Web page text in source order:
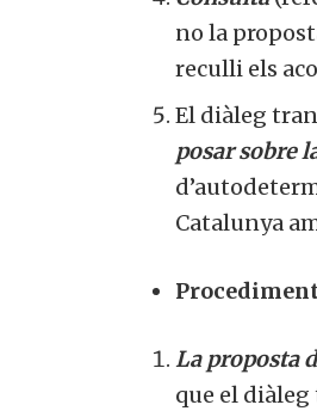
no la
reculli els
El diàleg
posar sobre
Catalunya
La proposta
que el diàleg